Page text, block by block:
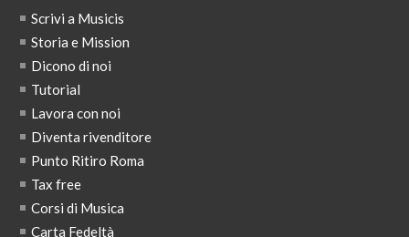
Scrivi a Musicis
Storia e Mission
Dicono di noi
Tutorial
Lavora con noi
Diventa rivenditore
Punto Ritiro Roma
Tax free
Corsi di Musica
Carta Fedeltà